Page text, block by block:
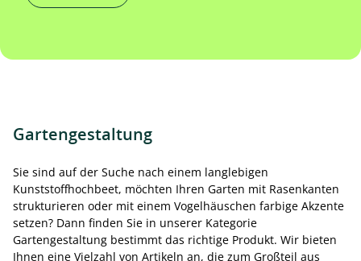
Gartengestaltung
Sie sind auf der Suche nach einem langlebigen
Kunststoffhochbeet, möchten Ihren Garten mit Rasenkanten
strukturieren oder mit einem Vogelhäuschen farbige Akzente
setzen? Dann finden Sie in unserer Kategorie
Gartengestaltung bestimmt das richtige Produkt. Wir bieten
Ihnen eine Vielzahl von Artikeln an, die zum Großteil aus